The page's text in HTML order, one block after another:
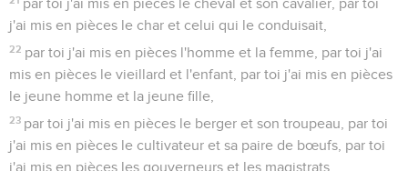
par toi j'ai mis en pièces le cheval et son cavalier, par toi
j'ai mis en pièces le char et celui qui le conduisait,
22 par toi j'ai mis en pièces l'homme et la femme, par toi j'ai
mis en pièces le vieillard et l'enfant, par toi j'ai mis en pièces
le jeune homme et la jeune fille,
23 par toi j'ai mis en pièces le berger et son troupeau, par toi
j'ai mis en pièces le cultivateur et sa paire de bœufs, par toi
j'ai mis en pièces les gouverneurs et les magistrats.